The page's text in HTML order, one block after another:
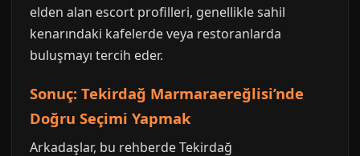
elden alan escort profilleri, genellikle sahil
kenarındaki kafelerde veya restoranlarda
buluşmayı tercih eder.
Sonuç: Tekirdağ Marmaraereğlisi’nde
Doğru Seçimi Yapmak
Arkadaşlar, bu rehberde Tekirdağ